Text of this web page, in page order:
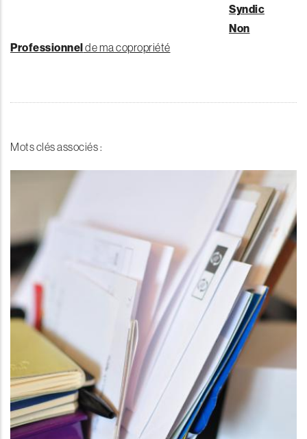
Syndic
Non
Professionnelde ma copropriété
Mots clés associés :